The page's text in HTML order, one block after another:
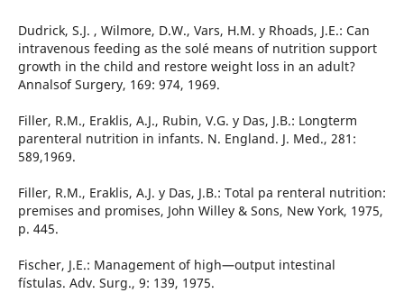
Dudrick, S.J. , Wilmore, D.W., Vars, H.M. y Rhoads, J.E.: Can
intravenous feeding as the solé means of nutrition support
growth in the child and restore weight loss in an adult?
Annalsof Surgery, 169: 974, 1969.
Filler, R.M., Eraklis, A.J., Rubin, V.G. y Das, J.B.: Longterm
parenteral nutrition in infants. N. England. J. Med., 281:
589,1969.
Filler, R.M., Eraklis, A.J. y Das, J.B.: Total pa­ renteral nutrition:
premises and promises, John Willey & Sons, New York, 1975,
p. 445.
Fischer, J.E.: Management of high—output intestinal
fístulas. Adv. Surg., 9: 139, 1975.